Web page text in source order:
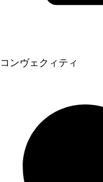
コンヴェクィティ